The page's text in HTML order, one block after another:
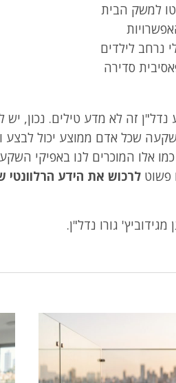
למשק הבית
נרחב לילדים
סדירה
נדל"ן זה לא מדע טילים. נכון,
שכל אדם ממוצע יכול לבצע
כמו אלו המוכרים לנו באפיקי
פשוט לרכוש את הידע הרלוונטי
גורו נדל"ן.